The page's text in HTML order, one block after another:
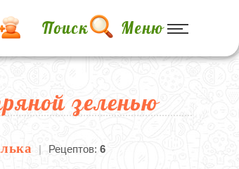
Поиск Меню
зеленью
| Рецептов:6